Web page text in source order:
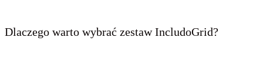
Dlaczego warto wybrać zestaw IncludoGrid?